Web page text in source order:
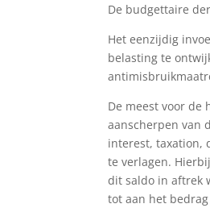
De budgettaire
Het eenzijdig
belasting te
De meest voor
aanscherpen van
interest, taxation,
te verlagen.
dit saldo in aftrek
tot aan het